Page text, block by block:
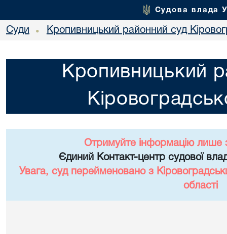
Судова влада
Суди • Кропивницький районний суд
Кропивницький
Отримуйте інформацію лише
Єдиний Контакт-центр судової
Увага, суд перейменовано з
області